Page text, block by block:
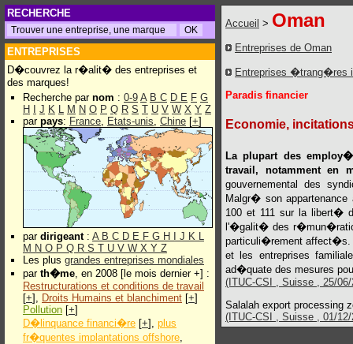
RECHERCHE
ENTREPRISES
D�couvrez la r�alit� des entreprises et
des marques!
Recherche par nom : 0-9 A B C D E F G
H
J K L M N O P Q R S T U V W X Y Z
par pays: France, Etats-unis, Chine [+]
par dirigeant: A B C D E F G H J K L
M N O P Q R S T U V W X Y Z
Les plus grandes entreprises mondiales
par th�me, en 2008 [le mois dernier +] :
Restructurations et conditions de travail
[+], Droits Humains et blanchiment [+]
Pollution [+]
D�linquance financi�re [+], plus
fr�quentes implantations offshore,
Accueil > Oman
Entreprises de Oman
Entreprises �trang�res
Paradis financier
Economie,
La plupart des
travail, notamment en
gouvernemental des
Malgr� son
100 et 111 sur la libert�
l'�galit� des
particuli�rement affect�s.
et les entreprises
ad�quate des mesures
(ITUC-CSI , Suisse , 25/
Salalah export processing
(ITUC-CSI , Suisse , 01/